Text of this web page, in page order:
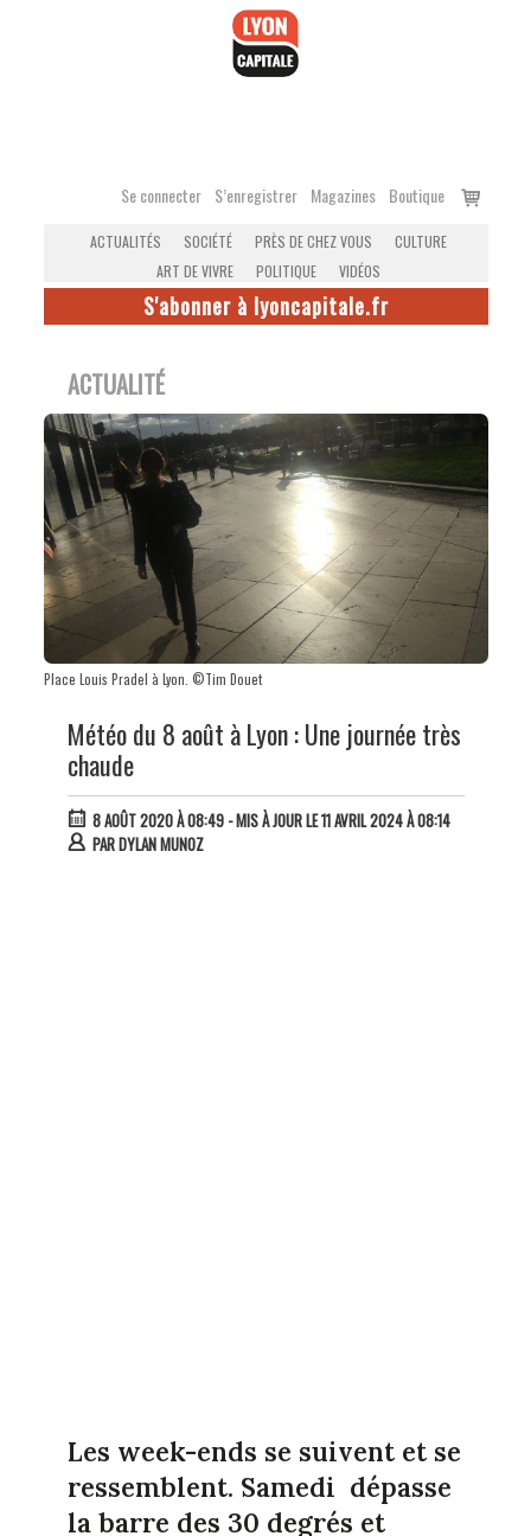
Se connecter S’enregistrer Magazines Boutique
Voir
ACTUALITÉS SOCIÉTÉ PRÈS DE CHEZ VOUS
CULTURE
ART DE VIVRE
POLITIQUE VIDÉOS
S'abonner à lyoncapitale.fr
ACTUALITÉ
Place Louis Pradel à Lyon. ©Tim Douet
Météo du 8 août à Lyon : Une journée très
chaude
8 AOÛT 2020 À 08:49- MIS À JOUR LE 11 AVRIL 2024 À 08:14
PARDYLAN MUNOZ
Les week-ends se suivent et se
ressemblent. Samedi dépasse
la barre des 30 degrés et